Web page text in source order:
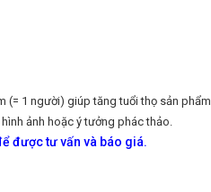
(= 1 người) giúp tăng tuổi thọ sản phẩm
ảnh hoặc ý tưởng phác thảo.
được tư vấn và báo giá.